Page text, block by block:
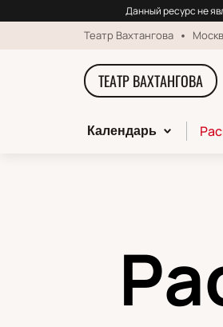
Данный ресурс не
Театр Вахтангова
ТЕАТР ВАХТАНГОВА
Календарь